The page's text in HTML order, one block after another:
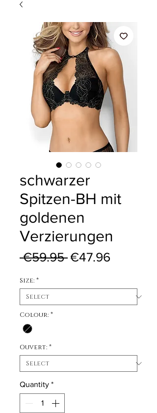
schwarzer
Spitzen-BH mit
goldenen
Verzierungen
€59.95 Regular Price
€47.96
Size: *
Colour: *
Ouvert: *
Quantity *